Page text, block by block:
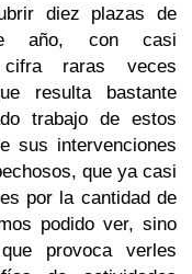
diez plazas de
año, con casi
cifra raras veces
resulta bastante
trabajo de estos
sus intervenciones
que ya casi
por la cantidad de
podido ver, sino
provoca verles